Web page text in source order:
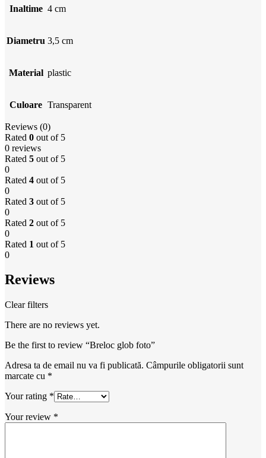
Inaltime 4 cm
Diametru 3,5 cm
Material plastic
Culoare Transparent
Reviews (0)
Rated 0 out of 5
0 reviews
Rated 5 out of 5
0
Rated 4 out of 5
0
Rated 3 out of 5
0
Rated 2 out of 5
0
Rated 1 out of 5
0
Reviews
Clear filters
There are no reviews yet.
Be the first to review “Breloc glob foto”
Adresa ta de email nu va fi publicată. Câmpurile obligatorii sunt
marcate cu *
Your rating *
Your review *